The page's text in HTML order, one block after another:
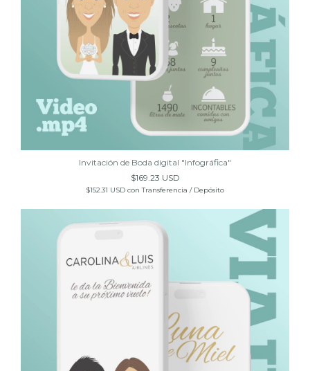
Invitación de Boda digital "Infográfica"
$169.23 USD
$152.31 USD con Transferencia / Depósito